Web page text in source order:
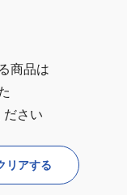
商品は
ださい
リアする